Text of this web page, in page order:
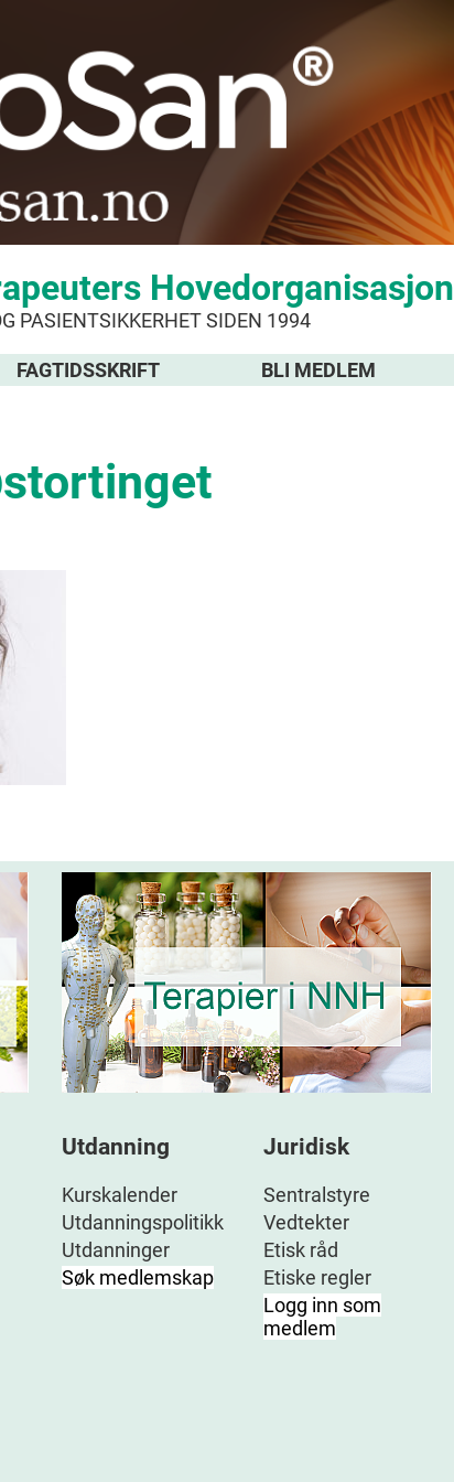
Hovedorganisasjon
PASIENTSIKKERHET SIDEN 1994
FAGTIDSSKRIFT BLI MEDLEM
Utdanning
Kurskalender
Utdanningspolitikk
Utdanninger
Søk medlemskap
Juridisk
Sentralstyre
Vedtekter
Etisk råd
Etiske regler
Logg inn som
medlem